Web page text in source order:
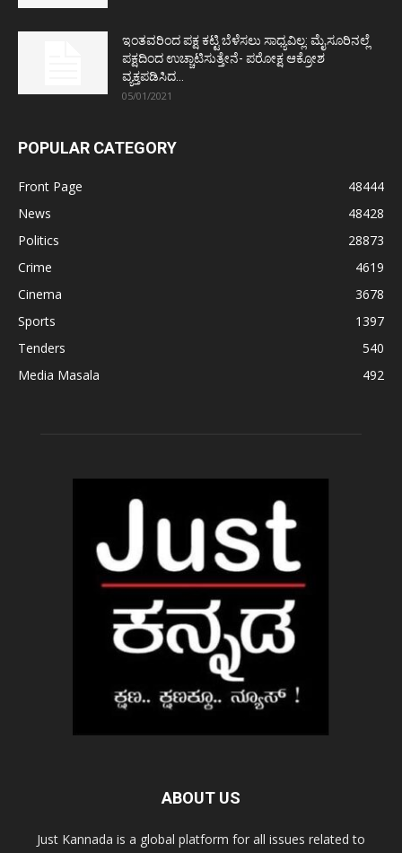
ಇಂತವರಿಂದ ಪಕ್ಷ ಕಟ್ಟಿ ಬೆಳೆಸಲು ಸಾಧ್ಯವಿಲ್ಲ: ಮೈಸೂರಿನಲ್ಲೆ
ಪಕ್ಷದಿಂದ ಉಚ್ಚಾಟಿಸುತ್ತೇನೆ- ಪರೋಕ್ಷ ಆಕ್ರೋಶ
ವ್ಯಕ್ತಪಡಿಸಿದ...
05/01/2021
POPULAR CATEGORY
Front Page
48444
News
48428
Politics
28873
Crime
4619
Cinema
3678
Sports
1397
Tenders
540
Media Masala
492
ABOUT US
Just Kannada is a global platform for all issues related to